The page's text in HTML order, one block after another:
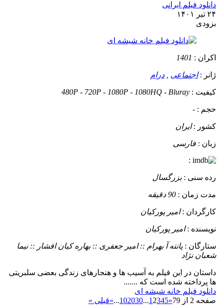
دانلود فیلم ایرانی
۲۴ تیر ۱۴۰۱
بزودی
اکران : 1401
ژانر :اجتماعی درام
کیفیت : 480P - 720P - 1080P - 1080HQ - Bluray
حجم : -
کشور :ایران
زبان : فارسی
:
رده سنی :بزرگسال
مدت زمان : 90 دقیقه
کارگردان :امیر پورکیان
نویسنده :امیر پورکیان
ستارگان :پانته آ بهرام :: امیر جعفری :: بهاره کیان افشار :: نیما
شعبان نژاد
داستان در این فیلم به آسیب ها و هنجارهای زندگی بعضی سلبریتی
ها پرداخته شده است که .......
دانلود فیلم خانه شیشه ای
صفحه 2 از 79
«
1 2345
...
102030
...
»قبلی »